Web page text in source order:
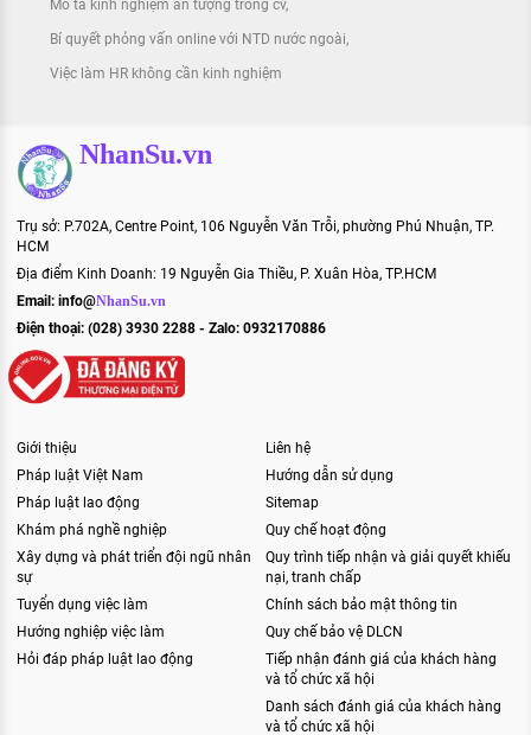
Mô tả kinh nghiệm ấn tượng trong cv
Bí quyết phỏng vấn online với NTD nước ngoài
Việc làm HR không cần kinh nghiệm
NhanSu.vn
Trụ sở: P.702A, Centre Point, 106 Nguyễn Văn Trỗi, phường Phú Nhuận, TP.
HCM
Địa điểm Kinh Doanh: 19 Nguyễn Gia Thiều, P. Xuân Hòa, TP.HCM
Email: info@NhanSu.vn
Điện thoại: (028) 3930 2288 - Zalo: 0932170886
Giới thiệu
Pháp luật Việt Nam
Pháp luật lao động
Khám phá nghề nghiệp
Xây dựng và phát triển đội ngũ nhân
sự
Tuyển dụng việc làm
Hướng nghiệp việc làm
Hỏi đáp pháp luật lao động
Liên hệ
Hướng dẫn sử dụng
Sitemap
Quy chế hoạt động
Quy trình tiếp nhận và giải quyết khiếu
nại, tranh chấp
Chính sách bảo mật thông tin
Quy chế bảo vệ DLCN
Tiếp nhận đánh giá của khách hàng
và tổ chức xã hội
Danh sách đánh giá của khách hàng
và tổ chức xã hội